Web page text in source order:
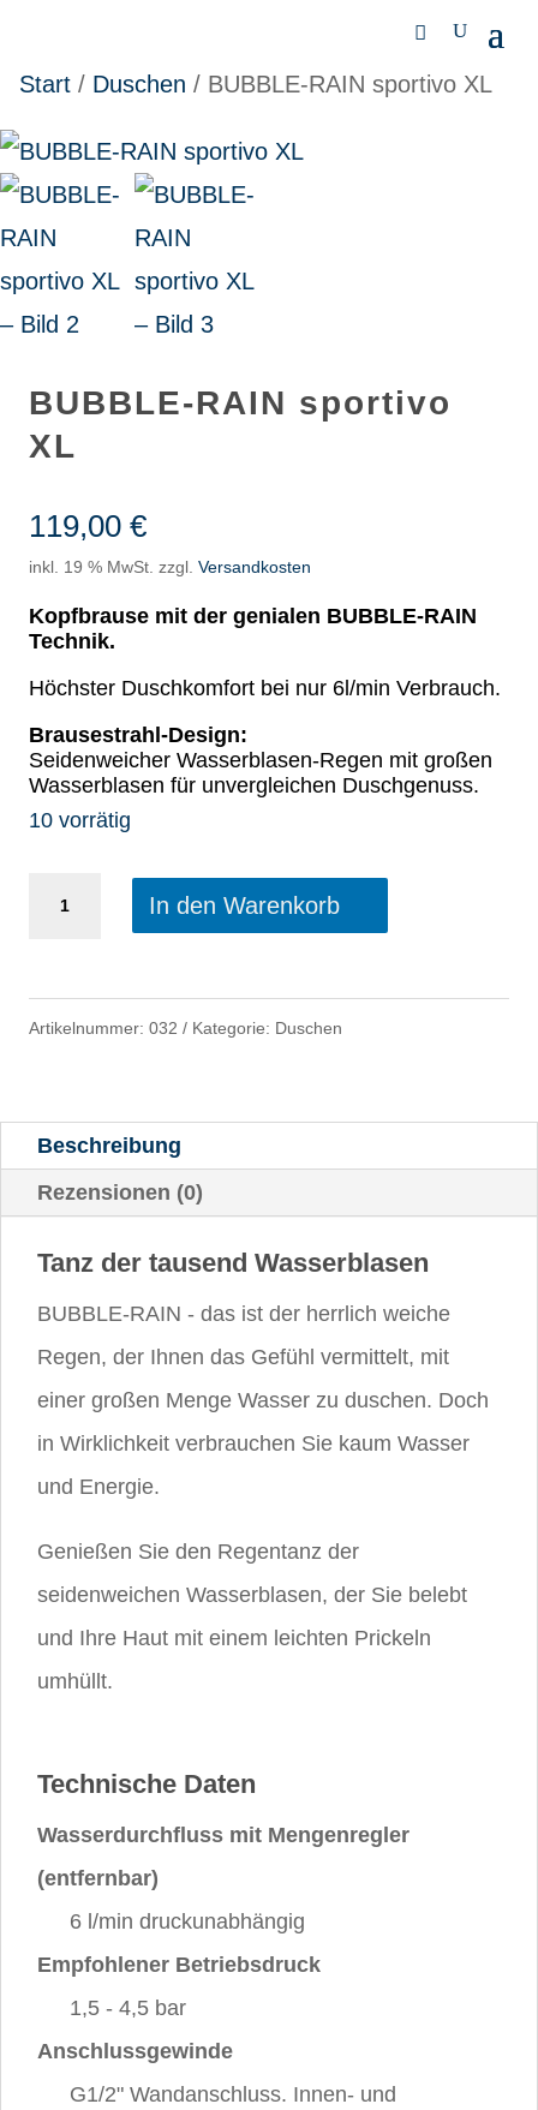
Start / Duschen / BUBBLE-RAIN sportivo XL
BUBBLE-RAIN sportivo
XL
119,00 €
inkl. 19 % MwSt. zzgl. Versandkosten
Kopfbrause mit der genialen BUBBLE-RAIN
Technik.
Höchster Duschkomfort bei nur 6l/min Verbrauch.
Brausestrahl-Design:
Seidenweicher Wasserblasen-Regen mit großen
Wasserblasen für unvergleichen Duschgenuss.
10 vorrätig
BUBBLE-
XL
In den Warenkorb
Artikelnummer: 032 Kategorie: Duschen
Beschreibung
Rezensionen (0)
Tanz der tausend Wasserblasen
BUBBLE-RAIN - das ist der herrlich weiche
Regen, der Ihnen das Gefühl vermittelt, mit
einer großen Menge Wasser zu duschen. Doch
in Wirklichkeit verbrauchen Sie kaum Wasser
und Energie.
Genießen Sie den Regentanz der
seidenweichen Wasserblasen, der Sie belebt
und Ihre Haut mit einem leichten Prickeln
umhüllt.
Technische Daten
Wasserdurchfluss mit Mengenregler
(entfernbar)
6 l/min druckunabhängig
Empfohlener Betriebsdruck
1,5 - 4,5 bar
Anschlussgewinde
G1/2" Wandanschluss. Innen- und